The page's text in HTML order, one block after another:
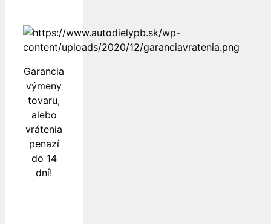
Garancia
výmeny
tovaru,
alebo
vrátenia
penazí
do 14
dní!